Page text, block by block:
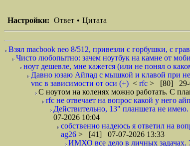
Настройки: Ответ • Цитата
Взял macbook neo 8/512, привезли с горбушки, с
Чисто любопытно: зачем ноутбук на камне от
ноут дешевле, мне кажется (или не понял о
Давно юзаю Айпад с мышкой и клавой при
vnc в зависимости от оси (+) < rfc > [80] 29-
С ноутом на коленях можно работать. С
rfc не отвечает на вопрос какой у него
Действительно, 13" планшета не
07-2026 10:04
собственно надеюсь я ответил на
ag26 > [41] 07-07-2026 13:33
ИМХО все дело в личных задачах.